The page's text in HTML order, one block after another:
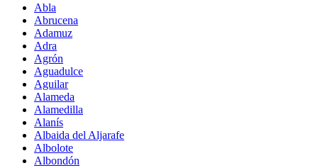
Abla
Abrucena
Adamuz
Adra
Agrón
Aguadulce
Aguilar
Alameda
Alamedilla
Alanís
Albaida del Aljarafe
Albolote
Albondón